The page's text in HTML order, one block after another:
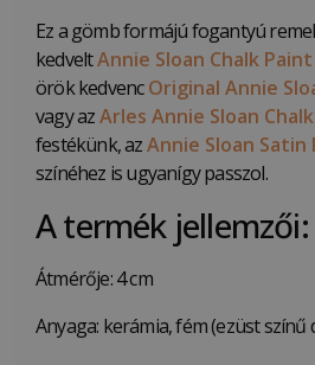
Ez a gömb formájú fogantyú
kedveltAnnie Sloan Chalk Paint
örök kedvencOriginal Annie
vagy azArles Annie Sloan
festékünk, azAnnie Sloan Satin
színéhez is ugyanígy passzol.
A termék jellemzői:
Átmérője: 4 cm
Anyaga: kerámia, fém (ezüst színű